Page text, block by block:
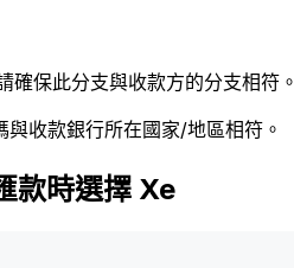
保此分支與收款方的分支相符。
收款銀行所在國家/地區相符。
款時選擇 Xe